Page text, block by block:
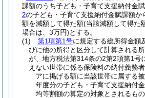
課額のうち子ども・子育て支援納付金賦
2の子ども・子育て支援納付金賦課額か
額を減額して得た額(当該減額して得た
場合は、3万円)とする。
(1)
第1項第1号に規定する総所得金額
びに他の所得と区分して計算される
が、地方税法第314条の2第2項第1号
えない世帯に係る保険料の納付義務者
アに掲げる額に当該世帯に属する
年度分の子ども・子育て支援納付
均等割額の算定の対象とされるも